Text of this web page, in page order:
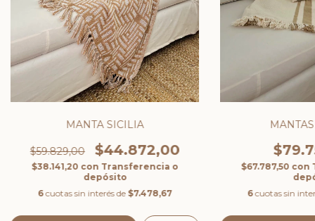
MANTA SICILIA
$59.829,00 $44.872,00
$38.141,20 con Transferencia o
depósito
6 cuotas sin interés de $7.478,67
$67.787,50 con
6 cuotas sin